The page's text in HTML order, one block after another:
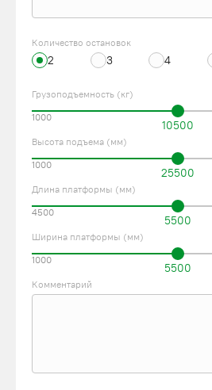
Количество остановок
2 3 4
Грузоподъемность (кг)
10500
1000
Высота подъема (мм)
25500
1000
Длина платформы (мм)
5500
4500
Ширина платформы (мм)
5500
1000
Комментарий